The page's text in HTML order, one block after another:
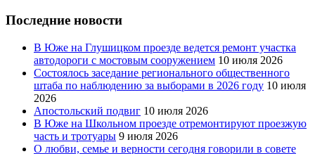
Последние новости
В Юже на Глушицком проезде ведется ремонт участка
автодороги с мостовым сооружением 10 июля 2026
Состоялось заседание регионального общественного
штаба по наблюдению за выборами в 2026 году 10 июля
2026
Апостольский подвиг 10 июля 2026
В Юже на Школьном проезде отремонтируют проезжую
часть и тротуары 9 июля 2026
О любви, семье и верности сегодня говорили в совете